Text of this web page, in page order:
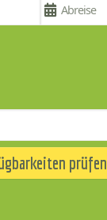
prüfen